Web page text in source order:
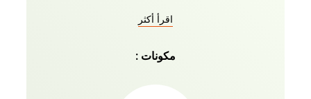
جميع العناصر السيئة ، بنكهة البطيخ المذهلة التي سيحبها
لذلك لا تقلق بشأن استبداله بانتظام. تم تطويره للأطفال
الذين يعانون من نمو الأسنان لجعل تنظيف الأسنان عادة
اقرأ أكثر
مكونات :